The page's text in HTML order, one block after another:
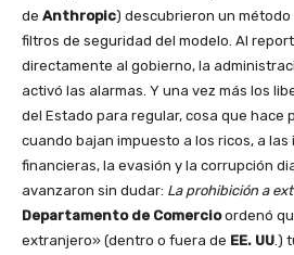
de Anthropic) descubrieron un
filtros de seguridad del modelo. Al
directamente al gobierno, la
activó las alarmas. Y una vez más los
del Estado para regular, cosa que hace
cuando bajan impuesto a los ricos, a
financieras, la evasión y la corrupción
avanzaron sin dudar: La prohibición a
Departamento de Comercioordenó
extranjero» (dentro o fuera de EE. UU .)